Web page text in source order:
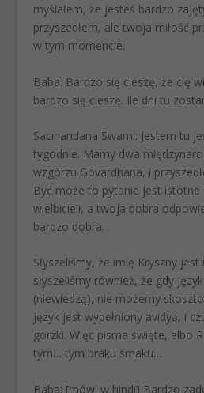
myślałem, że jesteś bardzo
przyszedłem, ale twoja miłość
w tym momencie.
Baba: Bardzo się cieszę, że cię
bardzo się cieszę. Ile dni tu
Sacinandana Swami: Jestem tu
tygodnie. Mamy dwa
wzgórzu Govardhana, i
Być może to pytanie jest istotne
wielbicieli, a twoja dobra
bardzo dobra.
Słyszeliśmy, że imię Kryszny jest
słyszeliśmy również, że gdy
(niewiedzą), nie możemy
język jest wypełniony avidyą, i
gorzki. Więc pisma święte, albo
tym… tym braku smaku…
Baba: [mówi w hindi] Bardzo